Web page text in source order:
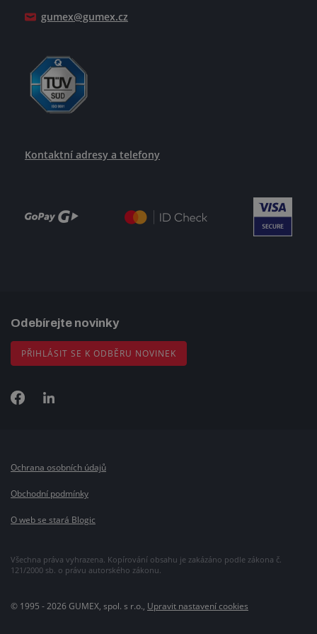
gumex@gumex.cz
Kontaktní adresy a telefony
Odebírejte novinky
PŘIHLÁSIT SE K ODBĚRU NOVINEK
Všechna práva vyhrazena. Kopírování obsahu je zakázáno podle zákona č.
121/2000 sb. o právu autorského zákonu.
Ochrana osobních údajů
Obchodní podmínky
O web se stará Blogic
© 1995 - 2026 GUMEX, spol. s r.o., Upravit nastavení cookies